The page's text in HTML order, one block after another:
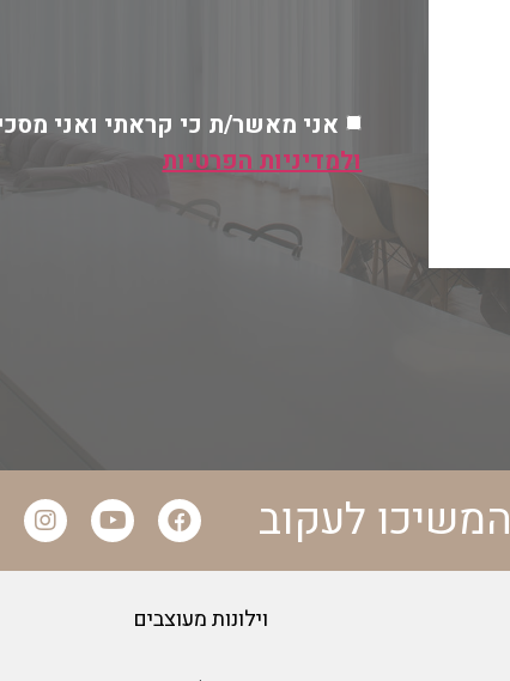
אני מאשר/ת כי קראתי ואני
ולמדיניות הפרטיות
המשיכו לעקוב
וילונות מעוצבים